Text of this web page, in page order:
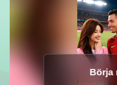
Visa alla
Shorts och
Börja